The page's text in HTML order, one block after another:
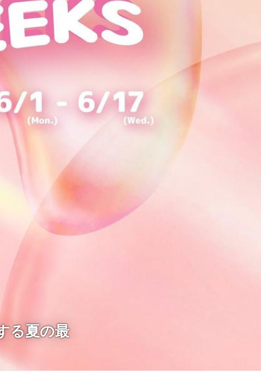
る夏の最